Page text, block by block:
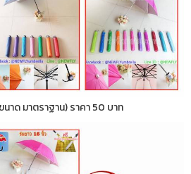
นาด มาตราฐาน) ราคา 50 บาท